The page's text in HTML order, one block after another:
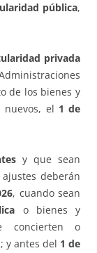
pública,
privada
de los bienes y
el 1 de
y que sean
deberán
, cuando sean
o bienes y
concierten o
y antes del 1 de